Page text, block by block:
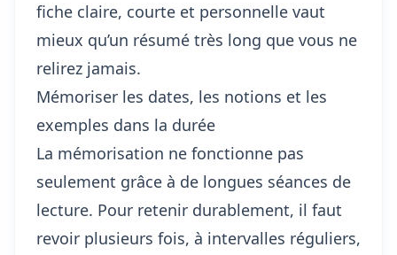
fiche claire, courte et personnelle vaut
mieux qu’un résumé très long que vous ne
relirez jamais.
Mémoriser les dates, les notions et les
exemples dans la durée
La mémorisation ne fonctionne pas
seulement grâce à de longues séances de
lecture. Pour retenir durablement, il faut
revoir plusieurs fois, à intervalles réguliers,